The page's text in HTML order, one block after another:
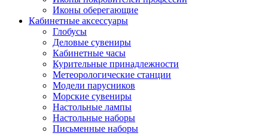
Иконы оберегающие
Кабинетные аксессуары
Глобусы
Деловые сувениры
Кабинетные часы
Курительные принадлежности
Метеорологические станции
Модели парусников
Морские сувениры
Настольные лампы
Настольные наборы
Письменные наборы